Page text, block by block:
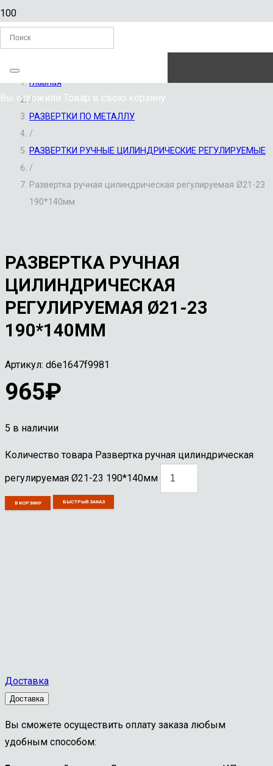
ЗАКАЗАТЬ ЗВОНОК
Вы отложили Товар в свою корзину.
Главная
/
РАЗВЕРТКИ ПО МЕТАЛЛУ
/
РАЗВЕРТКИ РУЧНЫЕ ЦИЛИНДРИЧЕСКИЕ РЕГУЛИРУЕМЫЕ
/
Развертка ручная цилиндрическая регулируемая Ø21-23
190*140мм
РАЗВЕРТКА РУЧНАЯ
ЦИЛИНДРИЧЕСКАЯ
РЕГУЛИРУЕМАЯ Ø21-23
190*140ММ
Артикул: d6e1647f9981
965₽
5 в наличии
Количество товара Развертка ручная цилиндрическая
регулируемая Ø21-23 190*140мм
В КОРЗИНУ БЫСТРЫЙ ЗАКАЗ
Доставка
Доставка
Вы сможете осуществить оплату заказа любым
удобным способом: